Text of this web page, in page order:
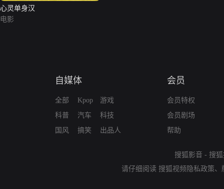
心灵单身汉
电影
自媒体
全部
科普
国风
Kpop
汽车
搞笑
游戏
科技
出品人
会员
会员特权
会员剧场
帮助
搜狐影音 - 搜
请仔细阅读 搜狐视频隐私政策、